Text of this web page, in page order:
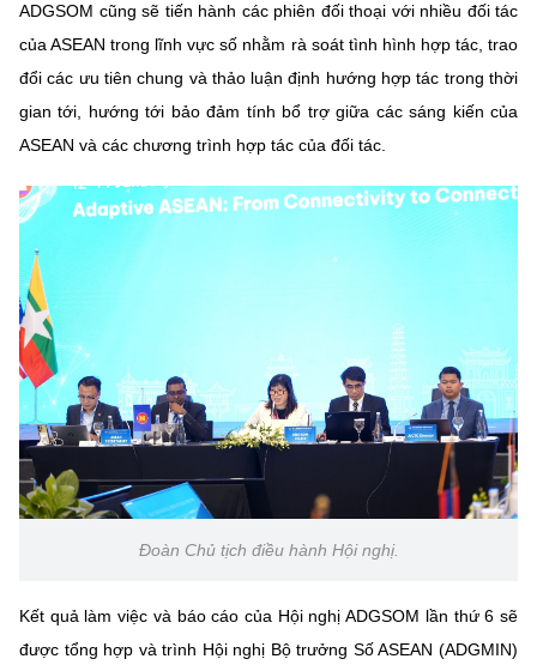
ADGSOM cũng sẽ tiến hành các phiên đối thoại với nhiều đối tác
của ASEAN trong lĩnh vực số nhằm rà soát tình hình hợp tác, trao
đổi các ưu tiên chung và thảo luận định hướng hợp tác trong thời
gian tới, hướng tới bảo đảm tính bổ trợ giữa các sáng kiến của
ASEAN và các chương trình hợp tác của đối tác.
Đoàn Chủ tịch điều hành Hội nghị.
Kết quả làm việc và báo cáo của Hội nghị ADGSOM lần thứ 6 sẽ
được tổng hợp và trình Hội nghị Bộ trưởng Số ASEAN (ADGMIN)